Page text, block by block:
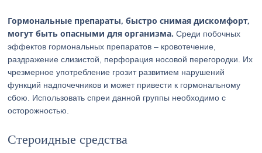
Гормональные препараты, быстро снимая дискомфорт,
могут быть опасными для организма. Среди побочных
эффектов гормональных препаратов – кровотечение,
раздражение слизистой, перфорация носовой перегородки. Их
чрезмерное употребление грозит развитием нарушений
функций надпочечников и может привести к гормональному
сбою. Использовать спреи данной группы необходимо с
осторожностью.
Стероидные средства